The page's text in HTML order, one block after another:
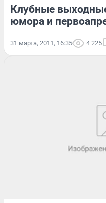
Клубные
юмора и
31 марта, 2011, 16:35 4 225